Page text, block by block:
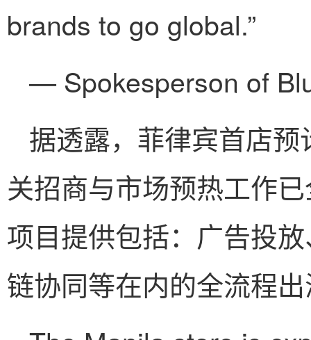
brands to go global.”
— Spokesperson of
据透露，菲律宾首店
关招商与市场预热工作
项目提供包括：广告投
链协同等在内的全流程